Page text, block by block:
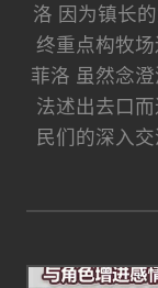
洛 因为镇长
终重点构牧
菲洛 虽然念
法述出去口
民们的深入